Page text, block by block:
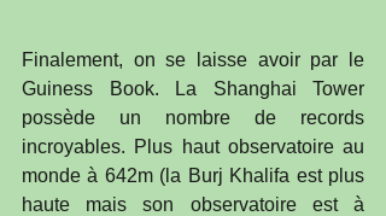
Finalement, on se laisse avoir par le
Guiness Book. La Shanghai Tower
possède un nombre de records
incroyables. Plus haut observatoire au
monde à 642m (la Burj Khalifa est plus
haute mais son observatoire est à